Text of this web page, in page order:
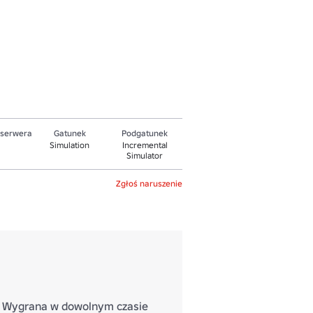
Gatunek
Simulation
Podgatunek
Incremental
Simulator
Zgłoś naruszenie
Wygrana w dowolnym czasie